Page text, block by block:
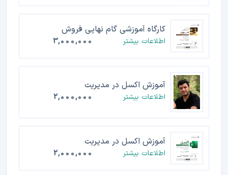
کارگاه آموزشی گام نهایی فروش
اطلاعات بیشتر 3,000,000
آموزش اکسل در مدیریت
اطلاعات بیشتر 2,000,000
آموزش اکسل در مدیریت
اطلاعات بیشتر 2,000,000